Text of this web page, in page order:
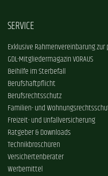
SERVICE
Exklusive Rahmenvereinbarung
GDL-Mitgliedermagazin VORAUS
Beihilfe im Sterbefall
Berufshaftpflicht
Berufsrechtsschutz
Familien- und
Freizeit- und Unfallversicherung
Ratgeber & Downloads
Technikbroschüren
Versichertenberater
Werbemittel